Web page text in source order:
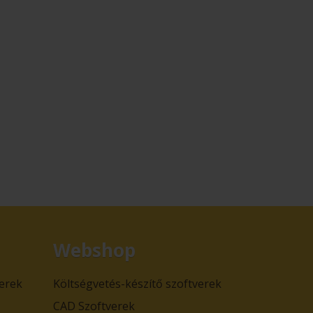
Webshop
Költségvetés-készítő szoftverek
CAD Szoftverek